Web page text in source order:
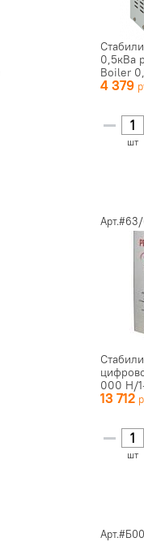
0,5кВа
Boiler
4 379
шт
000 Н/
13 712
шт